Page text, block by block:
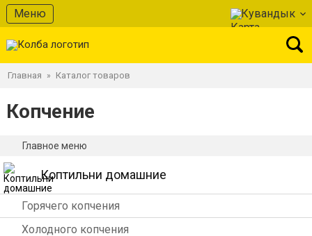
Меню Кувандык
Главная » Каталог товаров
Копчение
Главное меню
Коптильни домашние
Горячего копчения
Холодного копчения